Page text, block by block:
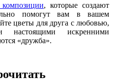
, которые создают
помогут вам в вашем
цветы для друга с любовью,
искренними
«дружба».